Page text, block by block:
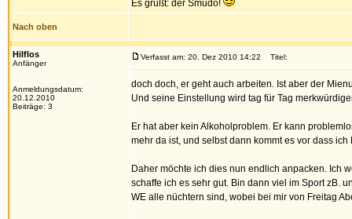
Es grüßt: der Smudo!
Nach oben
Hilflos
Anfänger
Anmeldungsdatum:
20.12.2010
Beiträge: 3
Verfasst am: 20. Dez 2010 14:22 Titel:
doch doch, er geht auch arbeiten. Ist aber der
Und seine Einstellung wird tag für Tag
Er hat aber kein Alkoholproblem. Er kann
mehr da ist, und selbst dann kommt es vor dass
Daher möchte ich dies nun endlich anpacken. Ich
schaffe ich es sehr gut. Bin dann viel im Sport zB.
WE alle nüchtern sind, wobei bei mir von Freitag